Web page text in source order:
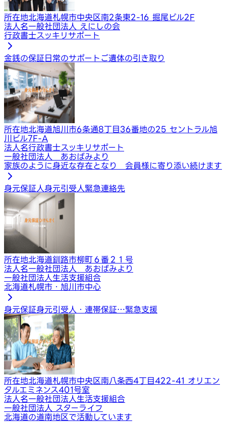
所在地北海道札幌市中央区南2条東2-16 掘尾ビル2F
法人名一般社団法人 えにしの会
行政書士スッキリサポート
金銭の保証日常のサポート ご遺体の引き取り
所在地北海道旭川市6条通8丁目36番地の25 セントラル旭
川ビル7F-A
法人名行政書士スッキリサポート
一般社団法人 あおばみより
家族のように身近な存在となり 会員様に寄り添い続けます
身元保証人身元引受人緊急連絡先
所在地北海道釧路市柳町６番２１号
法人名一般社団法人 あおばみより
一般社団法人生活支援組合
北海道札幌市・旭川市中心
身元保証身元引受人・連帯保証…緊急支援
所在地北海道札幌市中央区南八条西4丁目422-41 オリエン
タルエミネンス401号室
法人名一般社団法人生活支援組合
一般社団法人 スターライフ
北海道の道南地区で活動しています